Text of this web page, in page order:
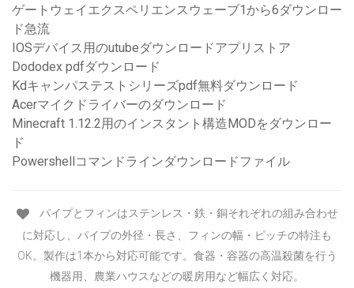
ゲートウェイエクスペリエンスウェーブ1から6ダウンロー
ド急流
IOSデバイス用のutubeダウンロードアプリストア
Dododex pdfダウンロード
Kdキャンパステストシリーズpdf無料ダウンロード
Acerマイクドライバーのダウンロード
Minecraft 1.12.2用のインスタント構造MODをダウンロー
ド
Powershellコマンドラインダウンロードファイル
パイプとフィンはステンレス・鉄・銅それぞれの組み合わせ
に対応し、パイプの外径・長さ、フィンの幅・ピッチの特注も
OK。製作は1本から対応可能です。食器・容器の高温殺菌を行う
機器用、農業ハウスなどの暖房用など幅広く対応。